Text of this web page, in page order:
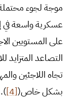
موجة لجوء
عسكرية واسعة في
على المستويين
التصاعد المتزايد
تجاه اللاجئين
بشكل خاص([4]
).